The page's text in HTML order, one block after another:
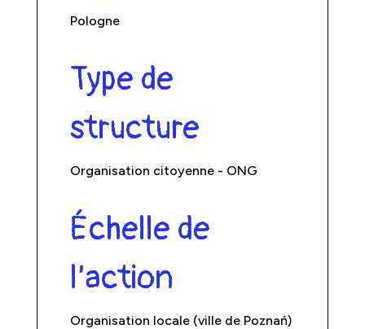
Pologne
Type de
structure
Organisation citoyenne - ONG
Échelle de
l’action
Organisation locale (ville de Poznań)